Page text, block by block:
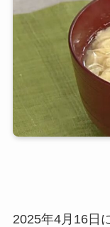
2025年4月16日